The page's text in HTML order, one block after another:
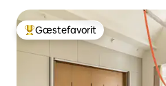
Bedste gæstefavorit
Gæstefavorit